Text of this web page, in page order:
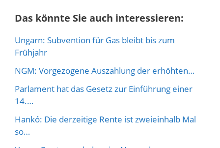
Das könnte Sie auch interessieren:
Ungarn: Subvention für Gas bleibt bis zum
Frühjahr
NGM: Vorgezogene Auszahlung der erhöhten…
Parlament hat das Gesetz zur Einführung einer
14.…
Hankó: Die derzeitige Rente ist zweieinhalb Mal
so…